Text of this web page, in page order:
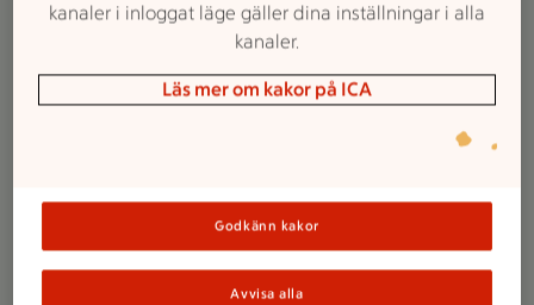
Beställningsinfo
Vi behöver din beställning senast tre dagar innan
avhämtning.
Kök:046-73 64 14
kok.loddekopinge@maxi.ica.se
kanaler i inloggat läge gäller dina inställningar i alla
kanaler.
Läs mer om kakor på ICA
Godkänn kakor
Avvisa alla